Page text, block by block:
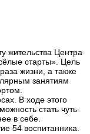
жительства Центра
старты». Цель
жизни, а также
занятиям
В ходе этого
стать чуть-
в себе.
54 воспитанника.